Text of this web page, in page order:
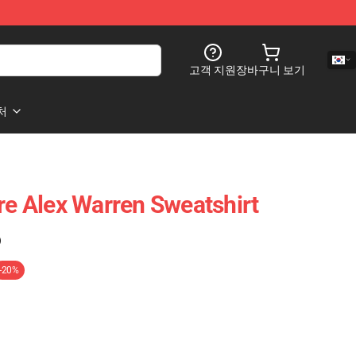
고객 지원장바구니 보기
Alex Warren Sweatshirt
-20%